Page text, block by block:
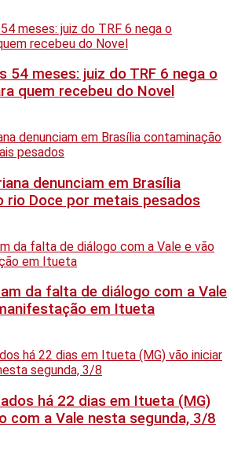
54 meses: juiz do TRF 6 nega o
quem recebeu do Novel
denunciam em Brasília
rio Doce por metais pesados
da falta de diálogo com a Vale
em Itueta
há 22 dias em Itueta (MG)
com a Vale nesta segunda, 3/8